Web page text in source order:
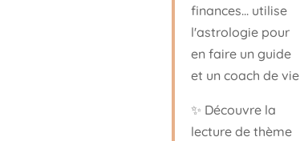
finances... utilise
l'astrologie pour
en faire un guide
et un coach de vie
✨ Découvre la
lecture de thème